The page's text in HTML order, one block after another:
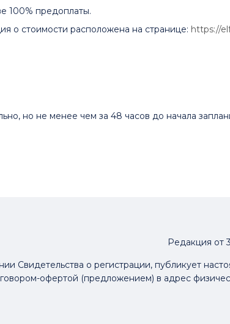
100% предоплаты.
о стоимости расположена на странице: https://
но не менее чем за 48 часов до начала
Редакция от
Свидетельства о регистрации, публикует
офертой (предложением) в адрес